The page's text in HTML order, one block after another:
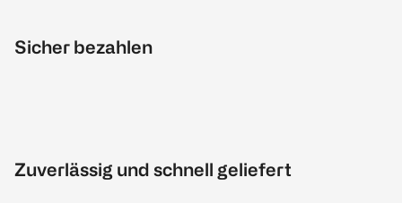
Sicher bezahlen
Zuverlässig und schnell geliefert